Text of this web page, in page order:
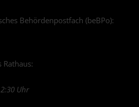
Behördenpostfach (beBPo):
Rathaus:
Uhr